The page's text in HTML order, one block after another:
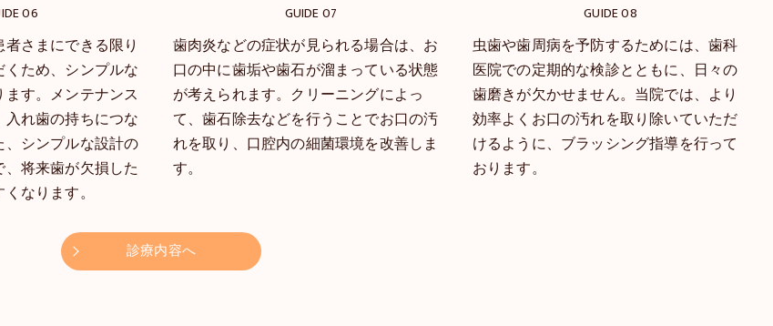
06
さまにできる限り
ため、シンプルな
す。メンテナンス
れ歯の持ちにつな
シンプルな設計の
将来歯が欠損した
なります。
GUIDE 07
歯肉炎などの症状が見られる場合は、お
口の中に歯垢や歯石が溜まっている状態
が考えられます。クリーニングによっ
て、歯石除去などを行うことでお口の汚
れを取り、口腔内の細菌環境を改善しま
す。
GUIDE 08
虫歯や歯周病を予防するためには、歯科
医院での定期的な検診とともに、日々の
歯磨きが欠かせません。当院では、より
効率よくお口の汚れを取り除いていただ
けるように、ブラッシング指導を行って
おります。
診療内容へ